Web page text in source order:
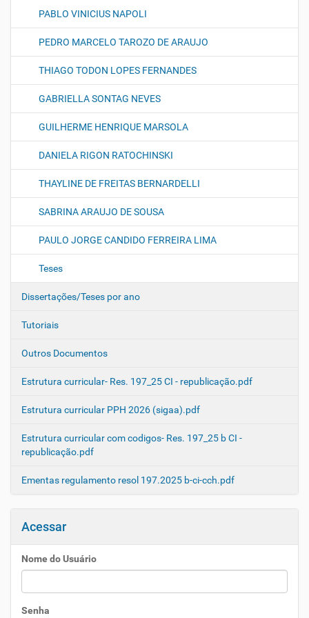
PABLO VINICIUS NAPOLI
PEDRO MARCELO TAROZO DE ARAUJO
THIAGO TODON LOPES FERNANDES
GABRIELLA SONTAG NEVES
GUILHERME HENRIQUE MARSOLA
DANIELA RIGON RATOCHINSKI
THAYLINE DE FREITAS BERNARDELLI
SABRINA ARAUJO DE SOUSA
PAULO JORGE CANDIDO FERREIRA LIMA
Teses
Dissertações/Teses por ano
Tutoriais
Outros Documentos
Estrutura curricular- Res. 197_25 CI - republicação.pdf
Estrutura curricular PPH 2026 (sigaa).pdf
Estrutura curricular com codigos- Res. 197_25 b CI -
republicação.pdf
Ementas regulamento resol 197.2025 b-ci-cch.pdf
Acessar
Nome do Usuário
Senha